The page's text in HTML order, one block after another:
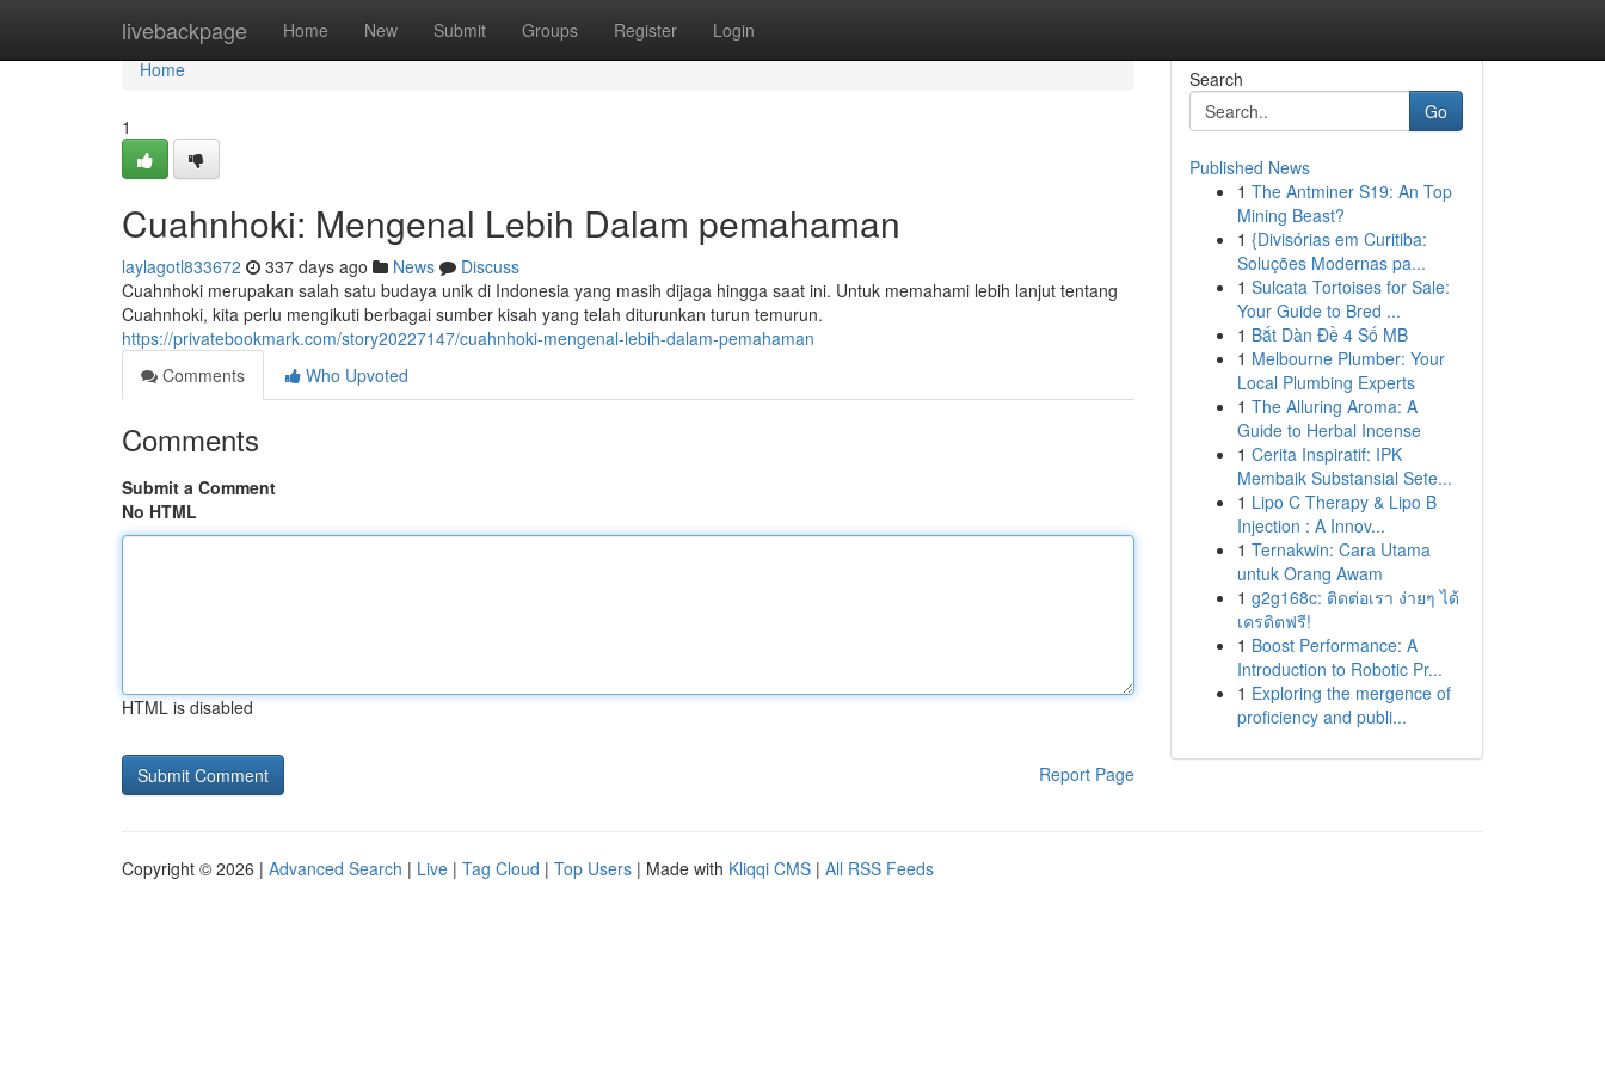
livebackpage Home New Submit Groups Register Login
Home
Home
1
Cuahnhoki: Mengenal Lebih Dalam pemahaman
laylagotl833672 337 days ago News
Discuss
Cuahnhoki merupakan salah satu budaya unik di Indonesia yang masih dijaga hingga saat ini. Untuk memahami lebih lanjut tentang
Cuahnhoki, kita perlu mengikuti berbagai sumber kisah yang telah diturunkan turun temurun.
https://privatebookmark.com/story20227147/cuahnhoki-mengenal-lebih-dalam-pemahaman
Comments
Who Upvoted
Comments
Submit a Comment
No HTML
HTML is disabled
Report Page
Search
Go
Published News
1 The Antminer S19: An Top
Mining Beast?
1 {Divisórias em Curitiba:
Soluções Modernas pa...
1 Sulcata Tortoises for Sale:
Your Guide to Bred ...
1 Bắt Dàn Đề 4 Số MB
1 Melbourne Plumber: Your
Local Plumbing Experts
1 The Alluring Aroma: A
Guide to Herbal Incense
1 Cerita Inspiratif: IPK
Membaik Substansial Sete...
1 Lipo C Therapy & Lipo B
Injection : A Innov...
1 Ternakwin: Cara Utama
untuk Orang Awam
1 g2g168c: ติดต่อเรา ง่ายๆ ได้
เครดิตฟรี!
1 Boost Performance: A
Introduction to Robotic Pr...
1 Exploring the mergence of
proficiency and publi...
Copyright © 2026 | Advanced Search | Live | Tag Cloud | Top Users | Made with Kliqqi CMS | All RSS Feeds